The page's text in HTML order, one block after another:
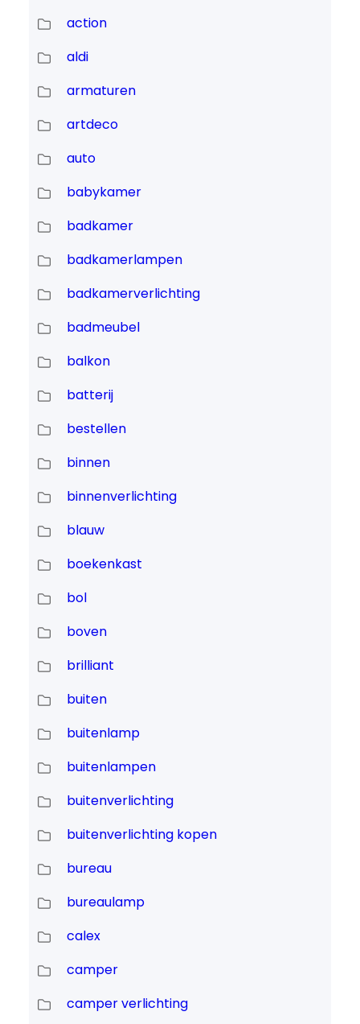
action
aldi
armaturen
artdeco
auto
babykamer
badkamer
badkamerlampen
badkamerverlichting
badmeubel
balkon
batterij
bestellen
binnen
binnenverlichting
blauw
boekenkast
bol
boven
brilliant
buiten
buitenlamp
buitenlampen
buitenverlichting
buitenverlichting kopen
bureau
bureaulamp
calex
camper
camper verlichting